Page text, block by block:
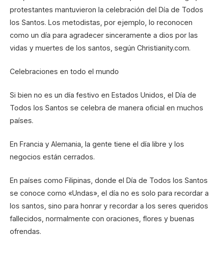
protestantes mantuvieron la celebración del Día de Todos
los Santos. Los metodistas, por ejemplo, lo reconocen
como un día para agradecer sinceramente a dios por las
vidas y muertes de los santos, según Christianity.com.
Celebraciones en todo el mundo
Si bien no es un día festivo en Estados Unidos, el Día de
Todos los Santos se celebra de manera oficial en muchos
países.
En Francia y Alemania, la gente tiene el día libre y los
negocios están cerrados.
En países como Filipinas, donde el Día de Todos los Santos
se conoce como «Undas», el día no es solo para recordar a
los santos, sino para honrar y recordar a los seres queridos
fallecidos, normalmente con oraciones, flores y buenas
ofrendas.